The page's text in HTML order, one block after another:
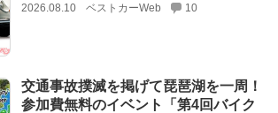
2026.08.10 ベストカーWeb 10
交通事故撲滅を掲げて琵琶湖を一周！
参加費無料のイベント「第4回バイク